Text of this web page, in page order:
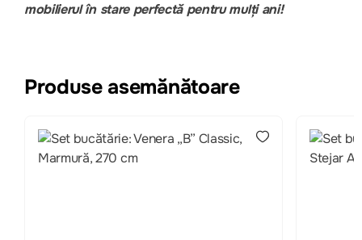
mobilierul în stare perfectă pentru mulți ani!
Produse asemănătoare